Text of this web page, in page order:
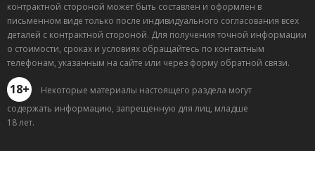
контрактной стороной может быть составлен и оформлен в
письменном виде только после индивидуального согласования всех
деталей с контрактной стороной. Для получения точной информации
о стоимости, сроках и условиях обращайтесь по контактным
телефонам, указанным на сайте или через форму обратной связи.
18+
Некоторые материалы настоящего раздела могут
содержать информацию, запрещенную для лиц, младше
18 лет.